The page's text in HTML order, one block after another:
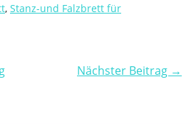
, Stanz-und Falzbrett für
Nächster Beitrag →